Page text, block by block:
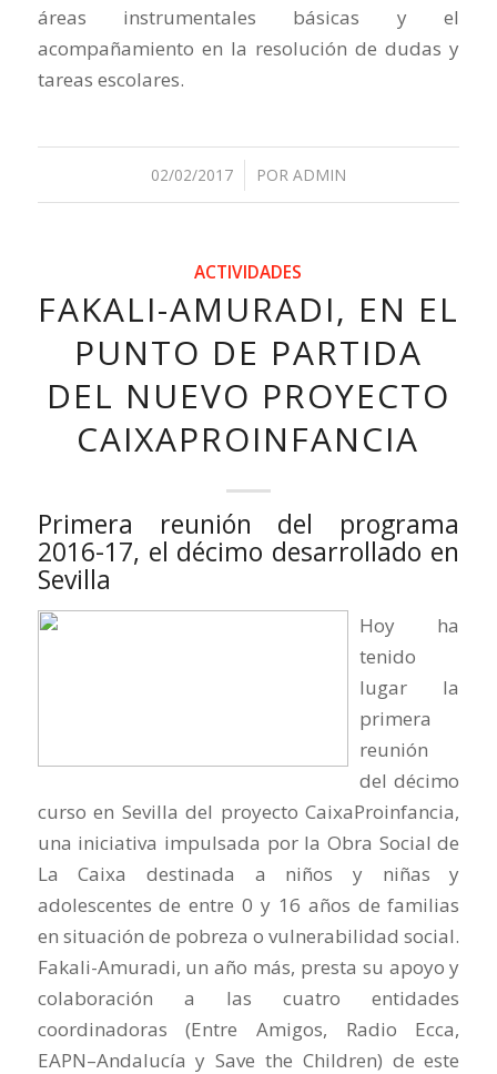
áreas instrumentales básicas y el
acompañamiento en la resolución de dudas y
tareas escolares.
02/02/2017
/ POR ADMIN
ACTIVIDADES
FAKALI-AMURADI, EN EL
PUNTO DE PARTIDA
DEL NUEVO PROYECTO
CAIXAPROINFANCIA
Primera reunión del programa
2016-17, el décimo desarrollado en
Sevilla
Hoy ha
tenido
lugar la
primera
reunión
del décimo
curso en Sevilla del proyecto CaixaProinfancia,
una iniciativa impulsada por la Obra Social de
La Caixa destinada a niños y niñas y
adolescentes de entre 0 y 16 años de familias
en situación de pobreza o vulnerabilidad social.
Fakali-Amuradi, un año más, presta su apoyo y
colaboración a las cuatro entidades
coordinadoras (Entre Amigos, Radio Ecca,
EAPN–Andalucía y Save the Children) de este